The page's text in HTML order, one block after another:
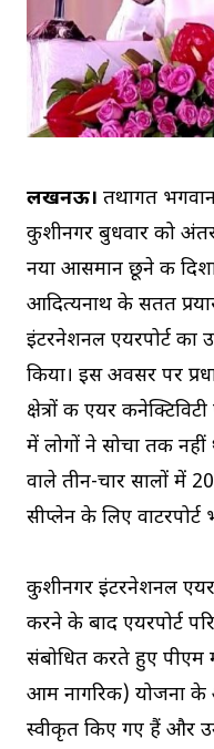
लखनऊ। तथागत भगवान
कुशीनगर बुधवार को
नया आसमान छूने की
आदित्यनाथ के सतत
इंटरनेशनल एयरपोर्ट का
किया। इस अवसर पर
क्षेत्रों की एयर
में लोगों ने सोचा तक
वाले तीन-चार सालों में
सीप्लेन के लिए वाटरपोर्ट
कुशीनगर इंटरनेशनल
करने के बाद एयरपोर्ट
संबोधित करते हुए पीएम
आम नागरिक) योजना के
स्वीकृत किए गए हैं और